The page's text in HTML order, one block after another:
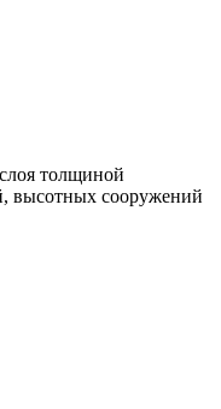
толщиной
высотных сооружений